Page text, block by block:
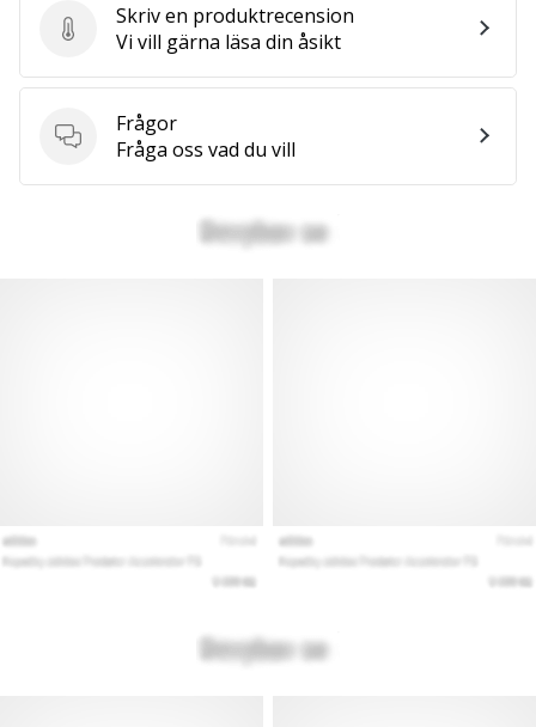
Skriv en produktrecension
Skriv en produktrecension
Vi vill gärna läsa din åsikt
Frågor
Frågor
Fråga oss vad du vill